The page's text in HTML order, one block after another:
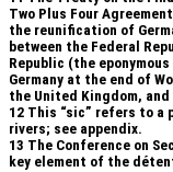
Two Plus Four
the reunification of
between the Federal
Republic (the
Germany at the end of
the United Kingdom,
12 This “sic” refers to a
rivers; see appendix.
13 The Conference on
key element of the